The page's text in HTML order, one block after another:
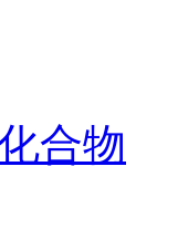
合物